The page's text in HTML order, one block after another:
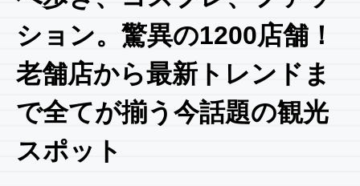
ション。驚異の1200店舗！
老舗店から最新トレンドま
で全てが揃う今話題の観光
スポット